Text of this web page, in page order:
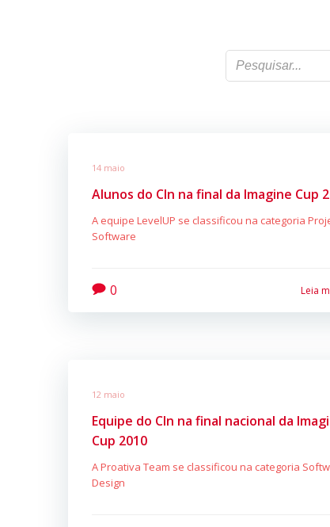
14 maio
Alunos do CIn na final da Imagine Cup
A equipe LevelUP se classificou na categoria
Software
0 Leia
12 maio
Equipe do CIn na final nacional da
Cup 2010
A Proativa Team se classificou na categoria
Design